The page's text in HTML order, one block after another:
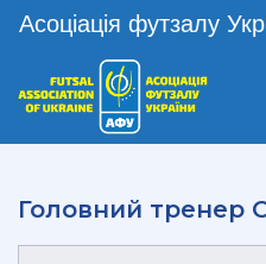
Головний тренер
Асоціація футзалу